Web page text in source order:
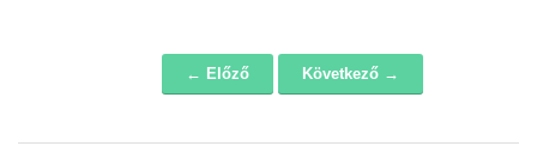
← Előző Következő →